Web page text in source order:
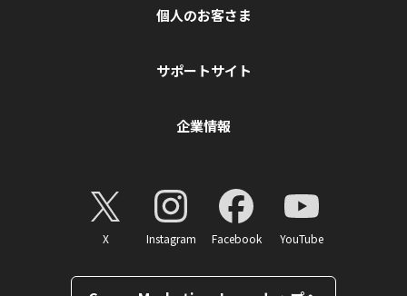
個人のお客さま
サポートサイト
企業情報
X Instagram Facebook YouTube